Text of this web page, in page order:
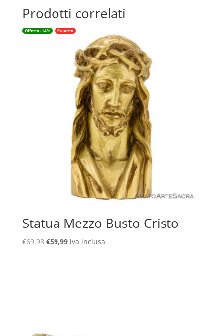
Prodotti correlati
Offerta -14% Esaurito
Statua Mezzo Busto Cristo
€69,98 Il
€59,99Iliva inclusa